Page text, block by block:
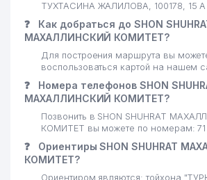
ТУХТАСИНА ЖАЛИЛОВА, 100178, 15 А
❓
Как добраться до SHON
МАХАЛЛИНСКИЙ КОМИТЕТ?
Для построения маршрута вы
воспользоваться картой на нашем
❓
Номера телефонов SHON
МАХАЛЛИНСКИЙ КОМИТЕТ?
Позвонить в SHON SHUHRAT
КОМИТЕТ вы можете по номерам: 71
❓
Ориентиры SHON SHUHRAT
КОМИТЕТ?
Ориентиром являются: тойхона